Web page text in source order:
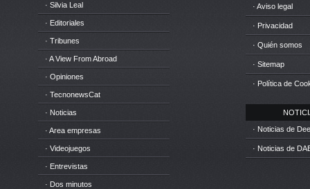
· Silvia Leal
· Editoriales
· Tribunes
· A View From Abroad
· Opiniones
· TecnonewsCat
· Noticias
· Area empresas
· Videojuegos
· Entrevistas
· Dos minutos
· Aviso legal
· Privacidad
· Quién somos
· Sitemap
· Política de
· Noticias de
· Noticias de